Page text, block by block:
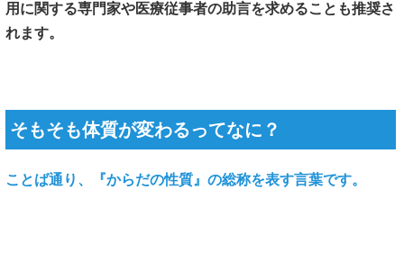
用に関する専門家や医療従事者の助言を求めることも推奨さ
れます。
そもそも体質が変わるってなに？
ことば通り、『からだの性質』の総称を表す言葉です。